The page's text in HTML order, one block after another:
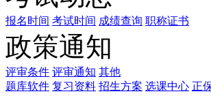
报名时间 考试时间 成绩查询 职称证书
政策通知
评审条件 评审通知 其他
题库软件 复习资料 招生方案 选课中心 正